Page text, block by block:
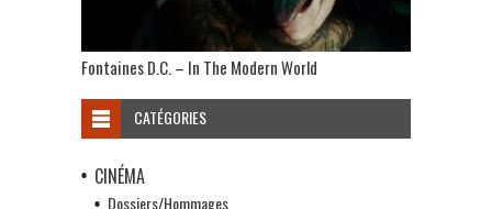
Fontaines D.C. – In The Modern World
CATÉGORIES
CINÉMA
Dossiers/Hommages